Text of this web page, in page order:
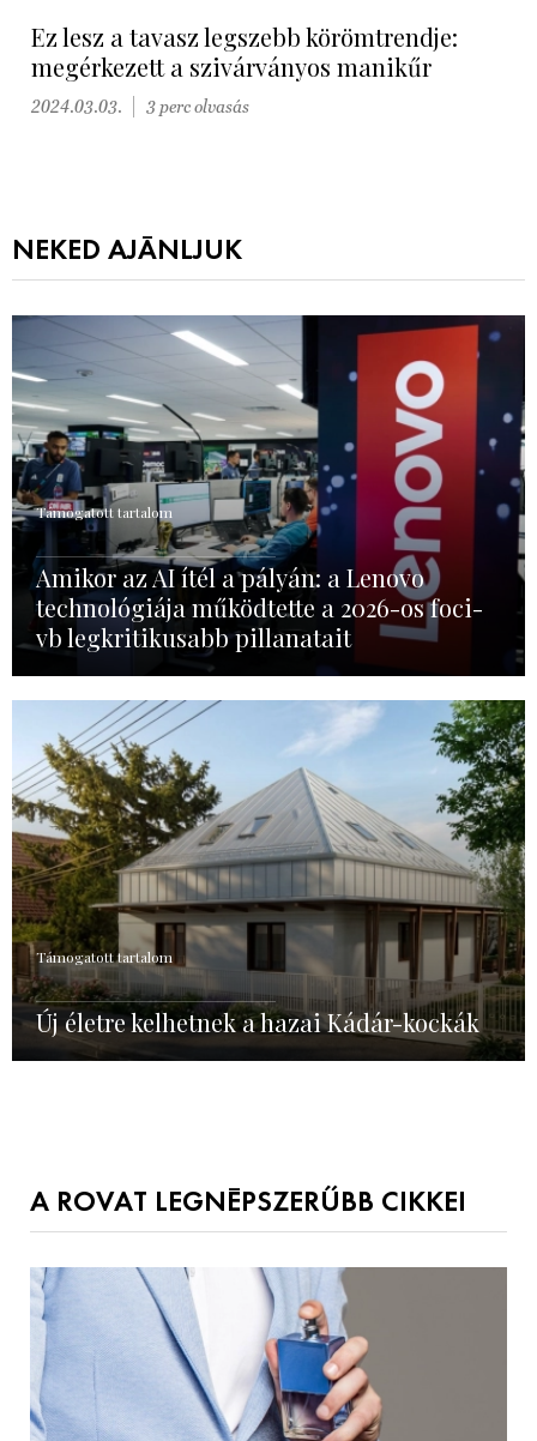
Ez lesz a tavasz legszebb körömtrendje:
megérkezett a szivárványos manikűr
2024.03.03. 3 perc olvasás
NEKED AJÁNLJUK
Támogatott tartalom
Amikor az AI ítél a pályán: a Lenovo
technológiája működtette a 2026-os foci-
vb legkritikusabb pillanatait
Támogatott tartalom
Új életre kelhetnek a hazai Kádár-kockák
A ROVAT LEGNÉPSZERŰBB CIKKEI